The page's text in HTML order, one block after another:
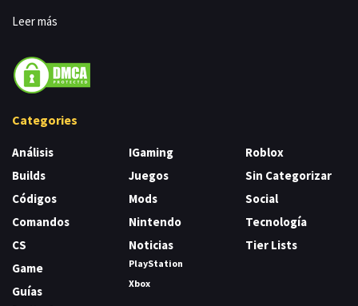
Leer más
Categories
Análisis
Builds
Códigos
Comandos
CS
Game
Guías
IGaming
Juegos
Mods
Nintendo
Noticias
PlayStation
Xbox
Roblox
Sin Categorizar
Social
Tecnología
Tier Lists